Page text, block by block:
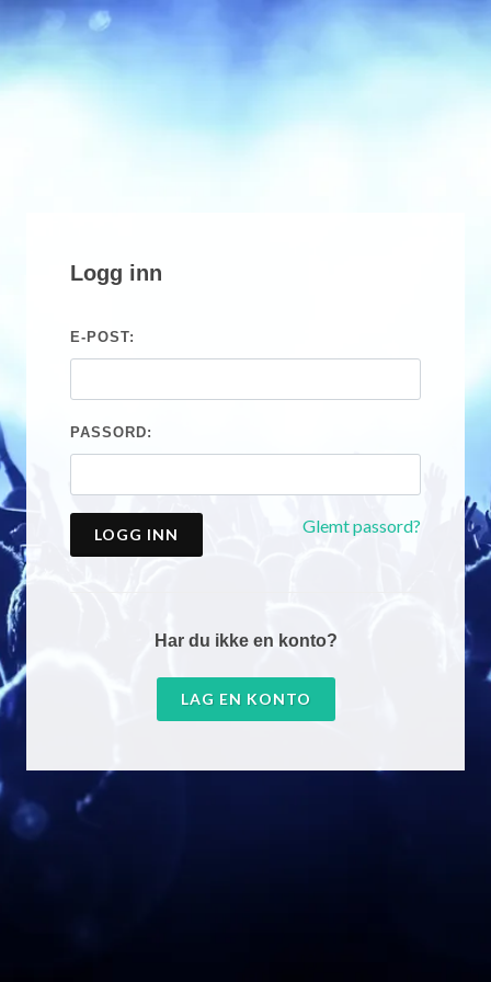
Logg inn
E-POST:
PASSORD:
LOGG INN Glemt passord?
Har du ikke en konto?
LAG EN KONTO